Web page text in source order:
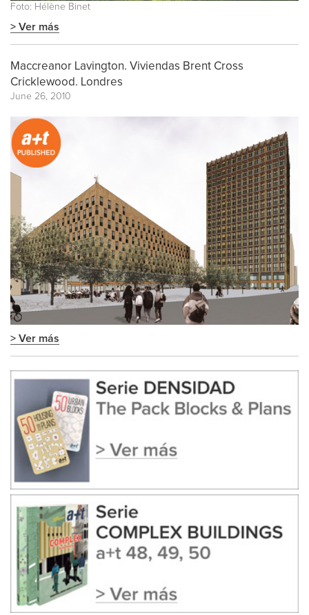
Foto: Hélène Binet
> Ver más
Maccreanor Lavington. Viviendas Brent Cross
Cricklewood. Londres
June 26, 2010
> Ver más